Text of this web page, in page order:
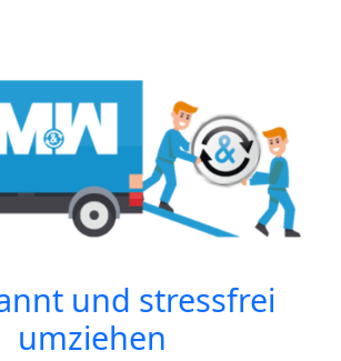
und stressfrei
umziehen